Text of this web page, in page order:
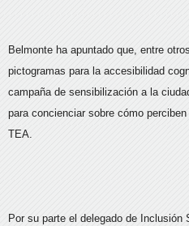
Belmonte ha apuntado que, entre
pictogramas para la accesibilidad
campaña de sensibilización a la
para concienciar sobre cómo
TEA.
Por su parte el delegado de